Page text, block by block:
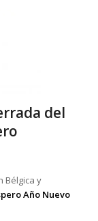
del
Bélgica y
Año Nuevo